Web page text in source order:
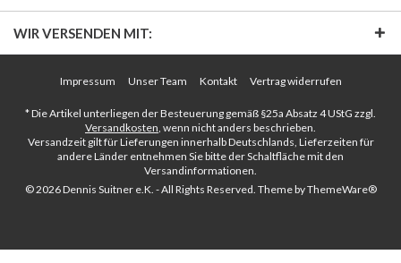
WIR VERSENDEN MIT:
Impressum Unser Team Kontakt Vertrag widerrufen
* Die Artikel unterliegen der Besteuerung gemäß §25a Absatz 4 UStG zzgl.
Versandkosten , wenn nicht anders beschrieben.
Versandzeit gilt für Lieferungen innerhalb Deutschlands, Lieferzeiten für
andere Länder entnehmen Sie bitte der Schaltfläche mit den
Versandinformationen.
© 2026 Dennis Suitner e.K. - All Rights Reserved. Theme byThemeWare®